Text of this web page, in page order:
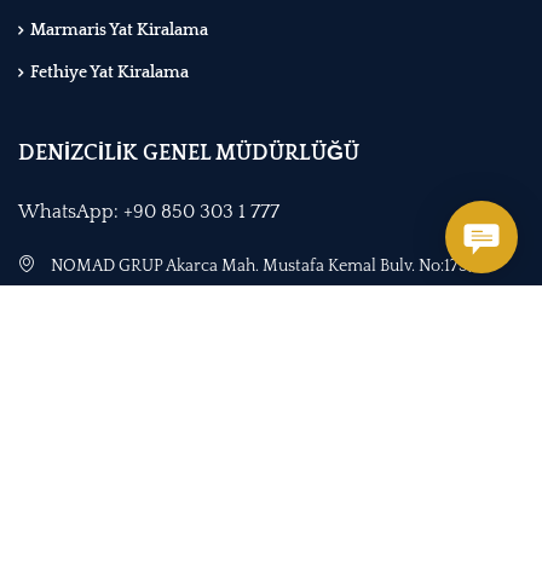
Marmaris Yat Kiralama
Fethiye Yat Kiralama
DENİZCİLİK GENEL MÜDÜRLÜĞÜ
WhatsApp: +90 850 303 1 777
NOMAD GRUP Akarca Mah. Mustafa Kemal Bulv. No:173/B